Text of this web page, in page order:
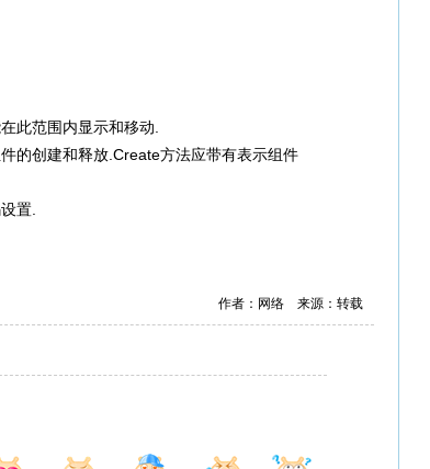
此范围内显示和移动.
的创建和释放.Create方法应带有表示组件
置.
作者：网络 来源：转载